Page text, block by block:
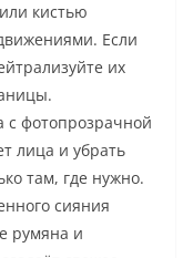
кистью
Если
их
с фотопрозрачной
лица и убрать
там, где нужно.
сияния
румяна и